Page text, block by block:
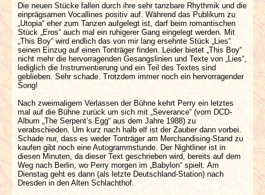
Die neuen Stücke fallen durch ihre sehr tanzbare Rhythmik und die
einprägsamen Vocallines positiv auf. Während das Publikum zu
„Utopia“ eher zum Tanzen aufgelegt ist, darf beim romantischen
Stück „Eros“ auch mal ein ruhigerer Gang eingelegt werden. Mit
„This Boy“ wird endlich das von mir lang ersehnte Stück „Lies“
seinen Einzug auf einen Tonträger finden. Leider bietet „This Boy“
nicht mehr die hervorragenden Gesangslinien und Texte von „Lies“,
lediglich die Instrumentierung und ein Teil des Textes sind
geblieben. Sehr schade. Trotzdem immer noch ein hervorragender
Song!
Nach zweimaligem Verlassen der Bühne kehrt Perry ein letztes
mal auf die Bühne zurück um sich mit „Severance“ (vom DCD-
Album „The Serpent’s Egg“ aus dem Jahre 1988) zu
verabschieden. Um kurz nach halb elf ist der Zauber dann vorbei.
Schade nur, dass es weder Tonträger am Merchandising-Stand zu
kaufen gibt noch eine Autogrammstunde. Der Nightliner ist in
diesen Minuten, da dieser Text geschrieben wird, bereits auf dem
Weg nach Berlin, wo Perry morgen im „Babylon“ spielt. Am
Dienstag geht es dann (als letzte Deutschland-Station) nach
Dresden in den Alten Schlachthof.